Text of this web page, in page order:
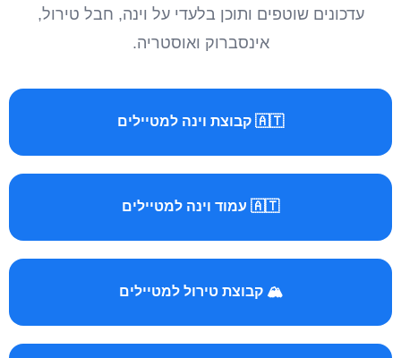
עדכונים שוטפים ותוכן בלעדי על וינה, חבל טירול,
אינסברוק ואוסטריה.
🇦🇹 קבוצת וינה למטיילים
🇦🇹 עמוד וינה למטיילים
🏔️ קבוצת טירול למטיילים